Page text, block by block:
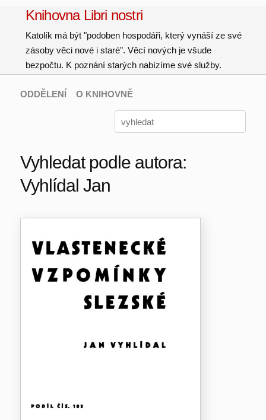
Knihovna Libri nostri
Katolík má být "podoben hospodáři, který vynáší ze své
zásoby věci nové i staré". Věcí nových je všude
bezpočtu. K poznání starých nabízíme své služby.
ODDĚLENÍ O KNIHOVNĚ
Vyhledat podle autora:
Vyhlídal Jan